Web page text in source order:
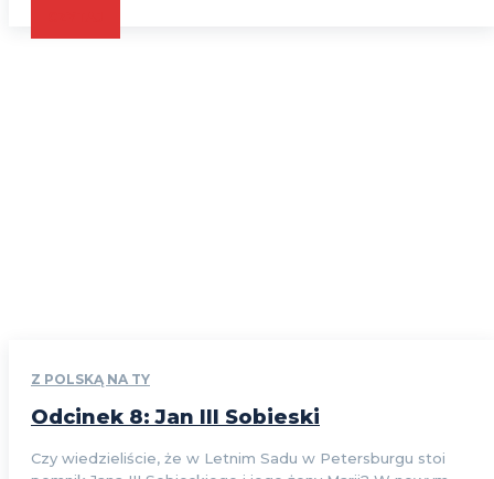
Z POLSKĄ NA TY
Odcinek 8: Jan III Sobieski
Czy wiedzieliście, że w Letnim Sadu w Petersburgu stoi